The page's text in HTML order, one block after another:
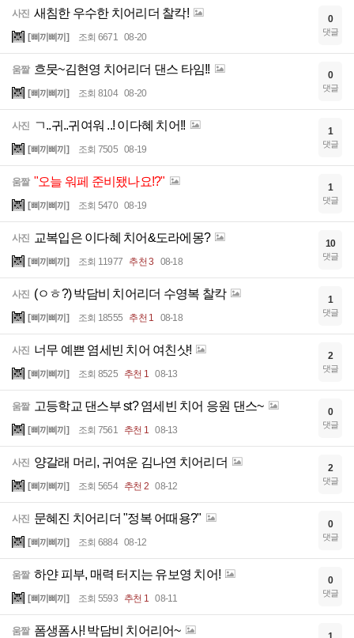
사진 새침한 우수한 치어리더 찰칵!
[삐끼삐끼] 조회 6671 08-20
0
댓글
움짤 흐뭇~김현영 치어리더 댄스 타임!!
[삐끼삐끼] 조회 8104 08-20
0
댓글
사진 ㄱ..귀..귀여워 ..! 이다혜 치어!!
[삐끼삐끼] 조회 7505 08-19
1
댓글
움짤 "오늘 워페 준비됐나요!?"
[삐끼삐끼] 조회 5470 08-19
1
댓글
사진 교복입은 이다혜 치어&도라에몽?
[삐끼삐끼] 조회 11977 추천 3 08-18
10
댓글
사진 (ㅇㅎ?) 박담비 치어리더 수영복 찰칵
[삐끼삐끼] 조회 18555 추천 1 08-18
1
댓글
사진 너무 예쁜 염세빈 치어 여친샷!
[삐끼삐끼] 조회 8525 추천 1 08-13
2
댓글
움짤 고등학교 댄스부 st? 염세빈 치어 응원 댄스~
[삐끼삐끼] 조회 7561 추천 1 08-13
0
댓글
사진 양갈래 머리, 귀여운 김나연 치어리더
[삐끼삐끼] 조회 5654 추천 2 08-12
2
댓글
사진 문혜진 치어리더 "정복 어때용?"
[삐끼삐끼] 조회 6884 08-12
0
댓글
움짤 하얀 피부, 매력 터지는 유보영 치어!
[삐끼삐끼] 조회 5593 추천 1 08-11
0
댓글
움짤 폼생폼사! 박담비 치어리어~